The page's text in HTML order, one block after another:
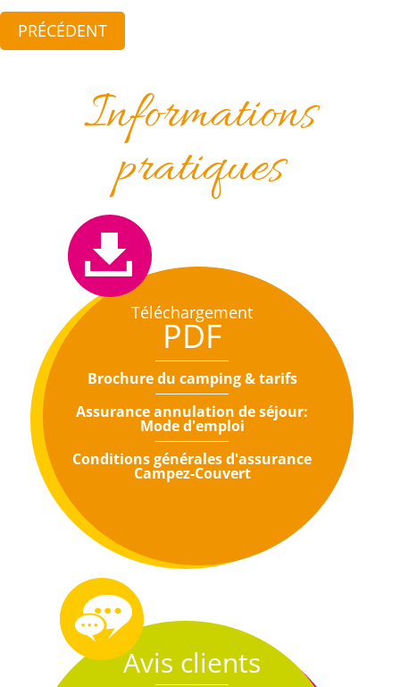
PRÉCÉDENT
Informations
pratiques
Téléchargement
PDF
Brochure du camping & tarifs
Assurance annulation de séjour:
Mode d'emploi
Conditions générales d'assurance
Campez-Couvert
Avis clients